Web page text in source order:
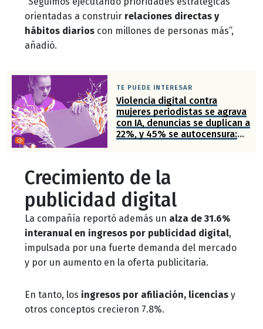
orientadas a construir relaciones directas y
hábitos diarios con millones de personas más”,
añadió.
TE PUEDE INTERESAR
Violencia digital contra
mujeres periodistas se agrava
con IA, denuncias se duplican a
22%, y 45% se autocensura:
Crecimiento de la
publicidad digital
La compañía reportó además un alza de 31.6%
interanual en ingresos por publicidad digital,
impulsada por una fuerte demanda del mercado
y por un aumento en la oferta publicitaria.
En tanto, los ingresos por afiliación, licencias y
otros conceptos crecieron 7.8%.